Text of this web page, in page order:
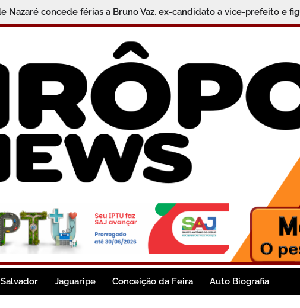
Corpo de mulher desaparecida é encontrado no bairro Barro
Salvador Jaguaripe Conceição da Feira Auto Biografia